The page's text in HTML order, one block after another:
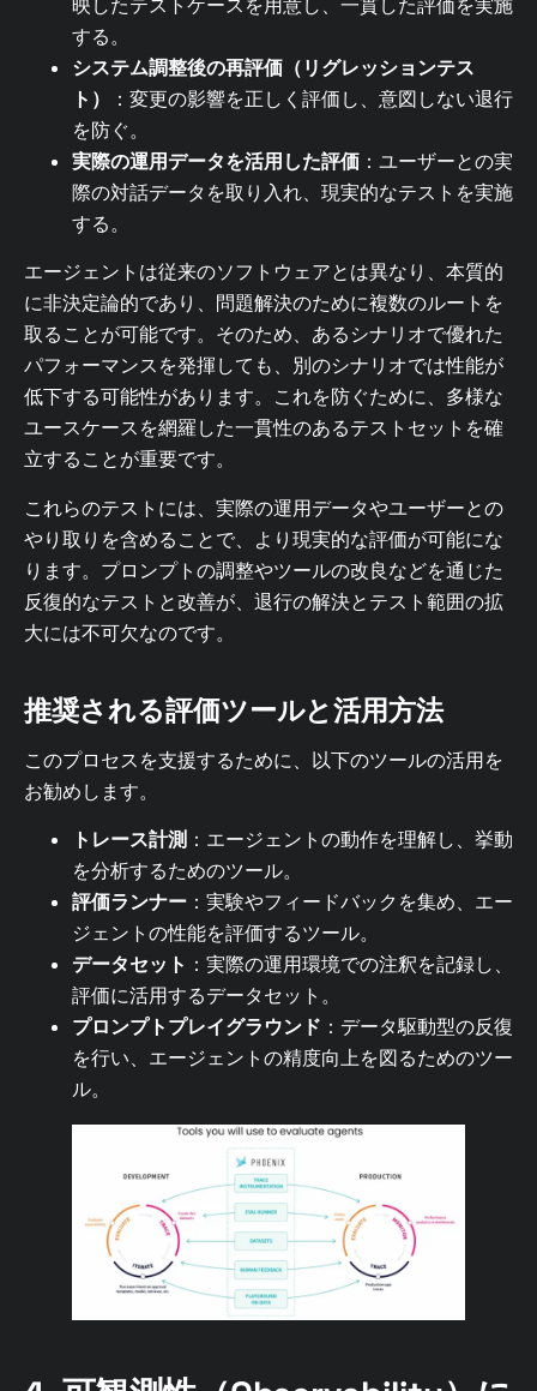
映したテストケースを用意し、一貫した評価を実施
する。
システム調整後の再評価（リグレッションテス
ト）
：変更の影響を正しく評価し、意図しない退行
を防ぐ。
実際の運用データを活用した評価 ：ユーザーとの実
際の対話データを取り入れ、現実的なテストを実施
する。
エージェントは従来のソフトウェアとは異なり、本質的
に非決定論的であり、問題解決のために複数のルートを
取ることが可能です。そのため、あるシナリオで優れた
パフォーマンスを発揮しても、別のシナリオでは性能が
低下する可能性があります。これを防ぐために、多様な
ユースケースを網羅した一貫性のあるテストセットを確
立することが重要です。
これらのテストには、実際の運用データやユーザーとの
やり取りを含めることで、より現実的な評価が可能にな
ります。プロンプトの調整やツールの改良などを通じた
反復的なテストと改善が、退行の解決とテスト範囲の拡
大には不可欠なのです。
推奨される評価ツールと活用方法
このプロセスを支援するために、以下のツールの活用を
お勧めします。
トレース計測 ：エージェントの動作を理解し、挙動
を分析するためのツール。
評価ランナー ：実験やフィードバックを集め、エー
ジェントの性能を評価するツール。
データセット ：実際の運用環境での注釈を記録し、
評価に活用するデータセット。
プロンプトプレイグラウンド ：データ駆動型の反復
を行い、エージェントの精度向上を図るためのツー
ル。